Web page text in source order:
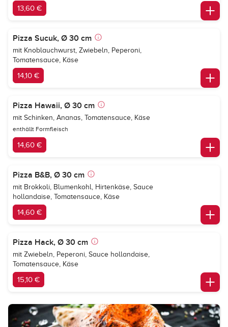
13,60 €
Pizza Sucuk, Ø 30 cm
mit Knoblauchwurst, Zwiebeln, Peperoni,
Tomatensauce, Käse
14,10 €
Pizza Hawaii, Ø 30 cm
mit Schinken, Ananas, Tomatensauce, Käse
enthällt Formfleisch
14,60 €
Pizza B&B, Ø 30 cm
mit Brokkoli, Blumenkohl, Hirtenkäse, Sauce
hollandaise, Tomatensauce, Käse
14,60 €
Pizza Hack, Ø 30 cm
mit Zwiebeln, Peperoni, Sauce hollandaise,
Tomatensauce, Käse
15,10 €